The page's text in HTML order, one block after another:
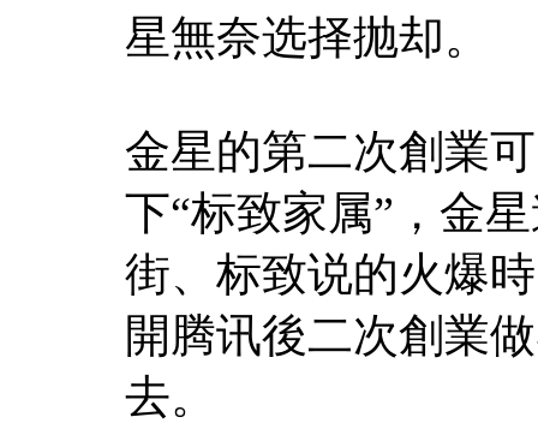
星無奈选择抛却。
金星的第二次創業
下“标致家属”，金
街、标致说的火爆
開腾讯後二次創業
去。